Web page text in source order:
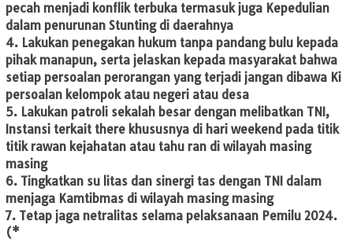
pecah menjadi konflik terbuka termasuk juga Kepedulian
dalam penurunan Stunting di daerahnya
4. Lakukan penegakan hukum tanpa pandang bulu kepada
pihak manapun, serta jelaskan kepada masyarakat bahwa
setiap persoalan perorangan yang terjadi jangan dibawa Ki
persoalan kelompok atau negeri atau desa
5. Lakukan patroli sekalah besar dengan melibatkan TNI,
Instansi terkait there khususnya di hari weekend pada titik
titik rawan kejahatan atau tahu ran di wilayah masing
masing
6. Tingkatkan su litas dan sinergi tas dengan TNI dalam
menjaga Kamtibmas di wilayah masing masing
7. Tetap jaga netralitas selama pelaksanaan Pemilu 2024.
(*